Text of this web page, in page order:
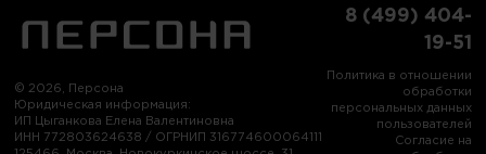
© 2026, Персона
Юридическая информация:
ИП Цыганкова Елена Валентиновна
ИНН 772803624638 / ОГРНИП 316774600064111
8 (499) 404-
19-51
Политика в отношении
обработки
персональных данных
пользователей
Согласие на